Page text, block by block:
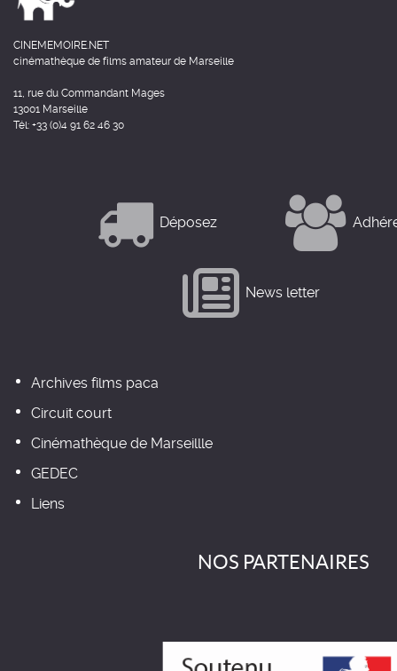
CINEMEMOIRE.NET
cinémathèque de films amateur de Marseille
11, rue du Commandant Mages
13001 Marseille
Tél: +33 (0)4 91 62 46 30
Déposez
News letter
Archives films paca
Circuit court
Cinémathèque de Marseillle
GEDEC
Liens
NOS PARTENAIRES